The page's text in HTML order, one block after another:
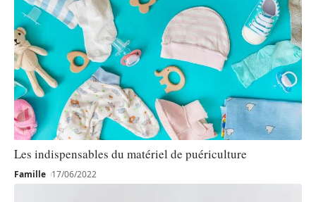
Les indispensables du matériel de puériculture
Famille 17/06/2022